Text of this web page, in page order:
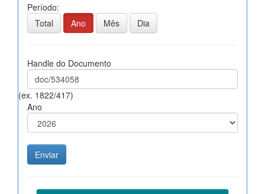
Período:
Total
Ano Mês Dia
Handle do Documento
(ex. 1822/417)
Ano